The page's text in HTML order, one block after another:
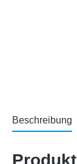
Beschreibung